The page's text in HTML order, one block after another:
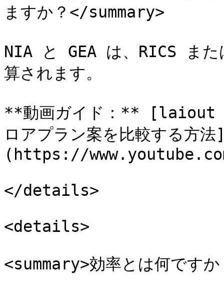
ますか？</summary>
NIA と GEA は、RICS ま
算されます。
**動画ガイド：** [laiout
ロアプラン案を比較する方
(https://
</details>
<details>
<summary>効率とは何です